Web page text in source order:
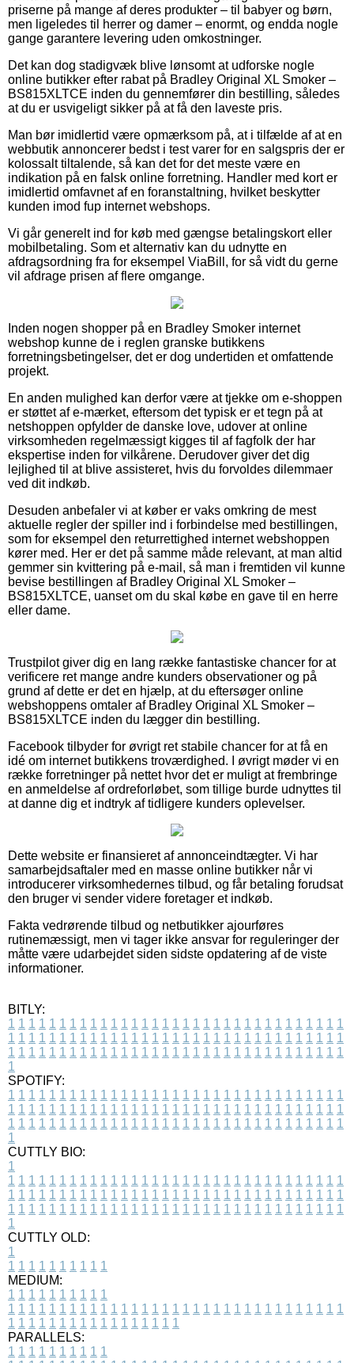
priserne på mange af deres produkter – til babyer og børn,
men ligeledes til herrer og damer – enormt, og endda nogle
gange garantere levering uden omkostninger.
Det kan dog stadigvæk blive lønsomt at udforske nogle
online butikker efter rabat på Bradley Original XL Smoker –
BS815XLTCE inden du gennemfører din bestilling, således
at du er usvigeligt sikker på at få den laveste pris.
Man bør imidlertid være opmærksom på, at i tilfælde af at en
webbutik annoncerer bedst i test varer for en salgspris der er
kolossalt tiltalende, så kan det for det meste være en
indikation på en falsk online forretning. Handler med kort er
imidlertid omfavnet af en foranstaltning, hvilket beskytter
kunden imod fup internet webshops.
Vi går generelt ind for køb med gængse betalingskort eller
mobilbetaling. Som et alternativ kan du udnytte en
afdragsordning fra for eksempel ViaBill, for så vidt du gerne
vil afdrage prisen af flere omgange.
Inden nogen shopper på en Bradley Smoker internet
webshop kunne de i reglen granske butikkens
forretningsbetingelser, det er dog undertiden et omfattende
projekt.
En anden mulighed kan derfor være at tjekke om e-shoppen
er støttet af e-mærket, eftersom det typisk er et tegn på at
netshoppen opfylder de danske love, udover at online
virksomheden regelmæssigt kigges til af fagfolk der har
ekspertise inden for vilkårene. Derudover giver det dig
lejlighed til at blive assisteret, hvis du forvoldes dilemmaer
ved dit indkøb.
Desuden anbefaler vi at køber er vaks omkring de mest
aktuelle regler der spiller ind i forbindelse med bestillingen,
som for eksempel den returrettighed internet webshoppen
kører med. Her er det på samme måde relevant, at man altid
gemmer sin kvittering på e-mail, så man i fremtiden vil kunne
bevise bestillingen af Bradley Original XL Smoker –
BS815XLTCE, uanset om du skal købe en gave til en herre
eller dame.
Trustpilot giver dig en lang række fantastiske chancer for at
verificere ret mange andre kunders observationer og på
grund af dette er det en hjælp, at du eftersøger online
webshoppens omtaler af Bradley Original XL Smoker –
BS815XLTCE inden du lægger din bestilling.
Facebook tilbyder for øvrigt ret stabile chancer for at få en
idé om internet butikkens troværdighed. I øvrigt møder vi en
række forretninger på nettet hvor det er muligt at frembringe
en anmeldelse af ordreforløbet, som tillige burde udnyttes til
at danne dig et indtryk af tidligere kunders oplevelser.
Dette website er finansieret af annonceindtægter. Vi har
samarbejdsaftaler med en masse online butikker når vi
introducerer virksomhedernes tilbud, og får betaling forudsat
den bruger vi sender videre foretager et indkøb.
Fakta vedrørende tilbud og netbutikker ajourføres
rutinemæssigt, men vi tager ikke ansvar for reguleringer der
måtte være udarbejdet siden sidste opdatering af de viste
informationer.
BITLY:
1 1 1 1 1 1 1 1 1 1 1 1 1 1 1 1 1 1 1 1 1 1 1 1 1 1 1 1 1 1 1 1 1
1 1 1 1 1 1 1 1 1 1 1 1 1 1 1 1 1 1 1 1 1 1 1 1 1 1 1 1 1 1 1 1 1
1 1 1 1 1 1 1 1 1 1 1 1 1 1 1 1 1 1 1 1 1 1 1 1 1 1 1 1 1 1 1 1 1
1
SPOTIFY:
1 1 1 1 1 1 1 1 1 1 1 1 1 1 1 1 1 1 1 1 1 1 1 1 1 1 1 1 1 1 1 1 1
1 1 1 1 1 1 1 1 1 1 1 1 1 1 1 1 1 1 1 1 1 1 1 1 1 1 1 1 1 1 1 1 1
1 1 1 1 1 1 1 1 1 1 1 1 1 1 1 1 1 1 1 1 1 1 1 1 1 1 1 1 1 1 1 1 1
1
CUTTLY BIO:
1
1 1 1 1 1 1 1 1 1 1 1 1 1 1 1 1 1 1 1 1 1 1 1 1 1 1 1 1 1 1 1 1 1
1 1 1 1 1 1 1 1 1 1 1 1 1 1 1 1 1 1 1 1 1 1 1 1 1 1 1 1 1 1 1 1 1
1 1 1 1 1 1 1 1 1 1 1 1 1 1 1 1 1 1 1 1 1 1 1 1 1 1 1 1 1 1 1 1 1
1
CUTTLY OLD:
1
1 1 1 1 1 1 1 1 1 1
MEDIUM:
1 1 1 1 1 1 1 1 1 1
1 1 1 1 1 1 1 1 1 1 1 1 1 1 1 1 1 1 1 1 1 1 1 1 1 1 1 1 1 1 1 1 1
1 1 1 1 1 1 1 1 1 1 1 1 1 1 1 1 1
PARALLELS:
1 1 1 1 1 1 1 1 1 1